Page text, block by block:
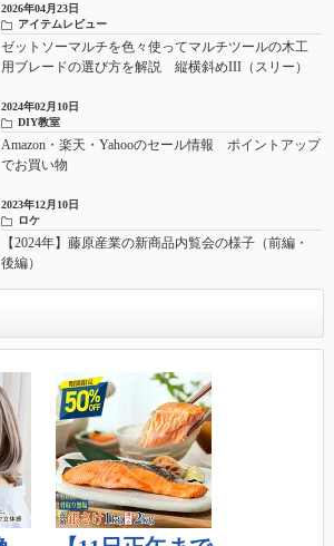
2026年04月23日
アイテムレビュー
ゼットソーマルチを色々使ってマルチツールの木工
用ブレードの選び方を解説 縦横斜めIII（スリー）
2024年02月10日
DIY教室
Amazon・楽天・Yahooのセール情報 ポイントアップ
でお買い物
2023年12月10日
ロケ
【2024年】藤原産業の新商品内覧会の様子（前編・
後編）